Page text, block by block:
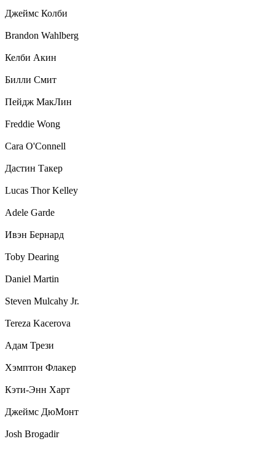
Джеймс Колби
Brandon Wahlberg
Келби Акин
Билли Смит
Пейдж МакЛин
Freddie Wong
Cara O'Connell
Дастин Такер
Lucas Thor Kelley
Adele Garde
Ивэн Бернард
Toby Dearing
Daniel Martin
Steven Mulcahy Jr.
Tereza Kacerova
Адам Трези
Хэмптон Флакер
Кэти-Энн Харт
Джеймс ДюМонт
Josh Brogadir